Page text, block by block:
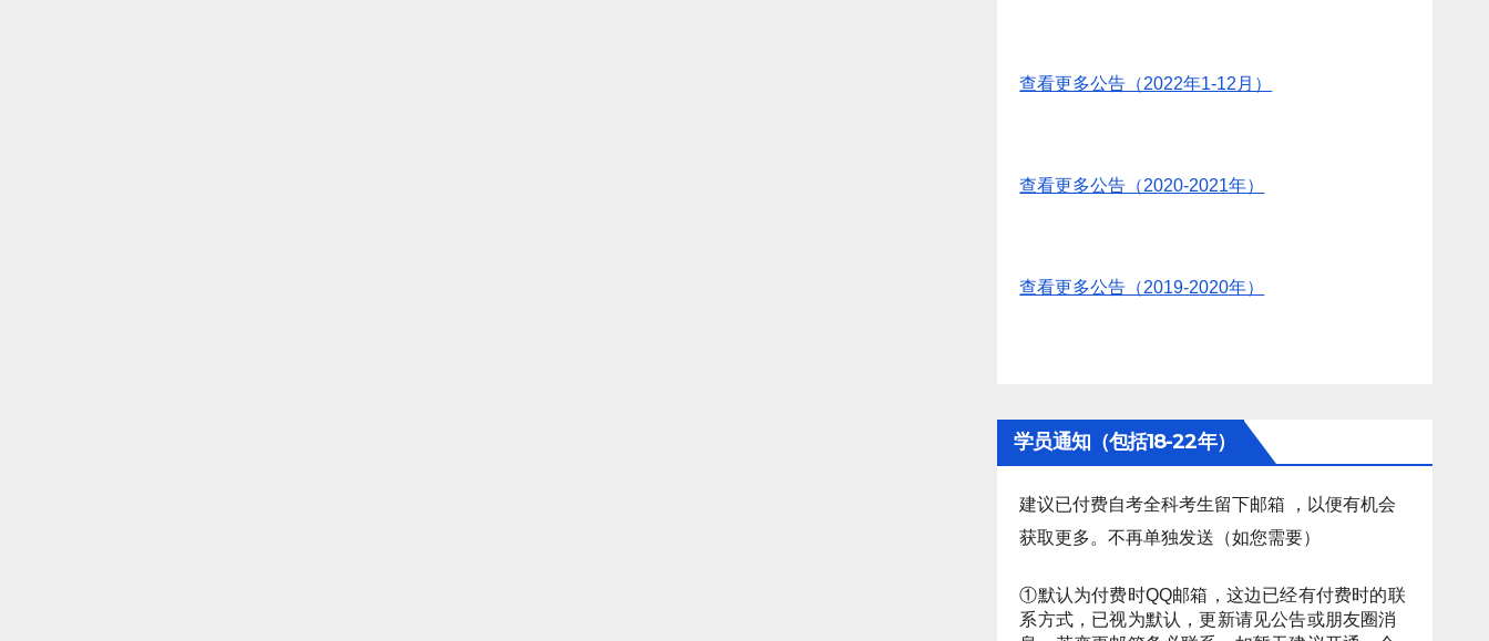
查看更多公告（2022年1-12月）
查看更多公告（2020-2021年）
查看更多公告（2019-2020年）
学员通知（包括18-22年）
建议已付费自考全科考生留下邮箱 ，以便有机会
获取更多。不再单独发送（如您需要）
①默认为付费时QQ邮箱，这边已经有付费时的联
系方式，已视为默认，更新请见公告或朋友圈消